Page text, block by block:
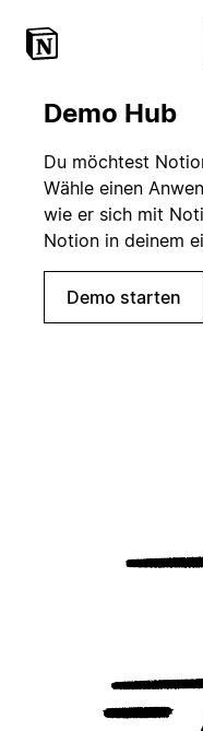
Demo Hub
Du möchtest
Wähle einen
wie er sich mit
Notion in deinem
Demo starten